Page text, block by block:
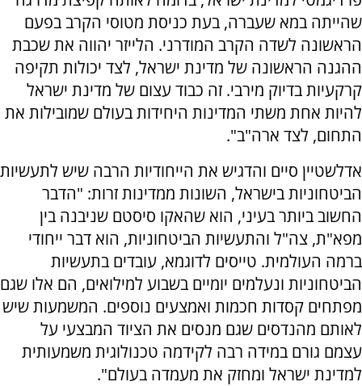
שהייתה במא שעברה, בעת כניסת מטוסי הקרב בפעם
הראשונה לשדה הקרב המודרני. הלייזר יהווה את שכבת
ההגנה הראשונה של מדינת ישראל, לצד יכולות תקיפה
קרקעיות בדיוק מירבי. זה כבוד עצום של מדינת ישראל
להיות אחת משתי המדינות היחידות בעולם שמובילות את
התחום, לצד ארה"ב".
אדלשטיין סיים והדגיש את הייחודיות הרבה שיש לתעשיות
הביטחוניות בישראל, השונות ממדינות זרות: "הדבר
החשוב ביותר בעיני, הוא שהאקו סיסטם שניבנה בין
מפא"ת, צה"ל והתעשיות הביטחוניות, הוא דבר ייחודי
ברמה העולמית. טייסים לדוגמא, עובדים בתעשיות
הביטחוניות ונעלמים יומיים בשבוע למילואים, הם אלו שגם
מפתחים קסדות חכמות ואמצעים נוספים. המשמעות שיש
לאותם מהנדסים שגם מנסים את הציוד המבצעי על
עצמם גורם במידה רבה לקידמה טכנולוגית משמעותית
למדינת ישראל ומחזק את מעמדה בעולם".